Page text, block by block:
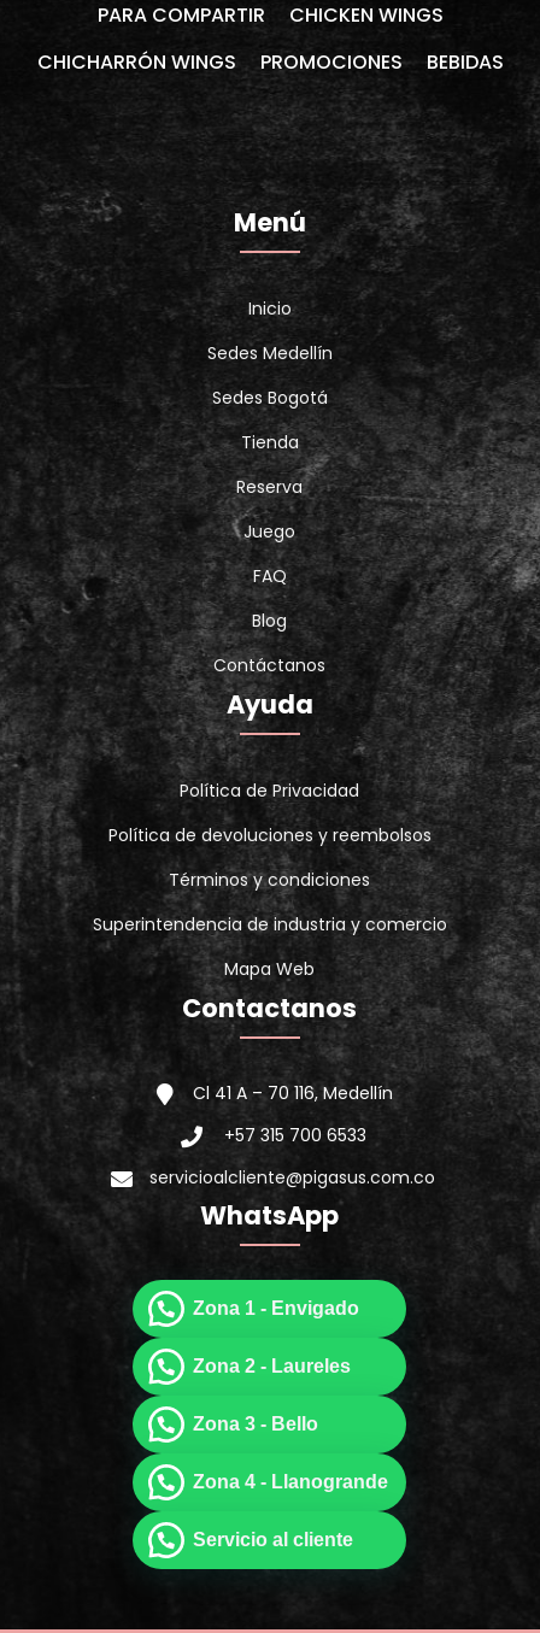
PARA COMPARTIR
CHICKEN WINGS
CHICHARRÓN WINGS
PROMOCIONES BEBIDAS
Menú
Inicio
Sedes Medellín
Sedes Bogotá
Tienda
Reserva
Juego
FAQ
Blog
Contáctanos
Ayuda
Política de Privacidad
Política de devoluciones y reembolsos
Términos y condiciones
Superintendencia de industria y comercio
Mapa Web
Contactanos
Cl 41 A – 70 116, Medellín
+57 315 700 6533
servicioalcliente@pigasus.com.co
WhatsApp
Zona 1 - Envigado
Zona 2 - Laureles
Zona 3 - Bello
Zona 4 - Llanogrande
Servicio al cliente